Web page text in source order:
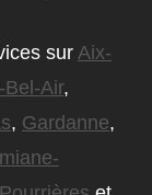
sur Aix-
Bel-Air,
, Gardanne,